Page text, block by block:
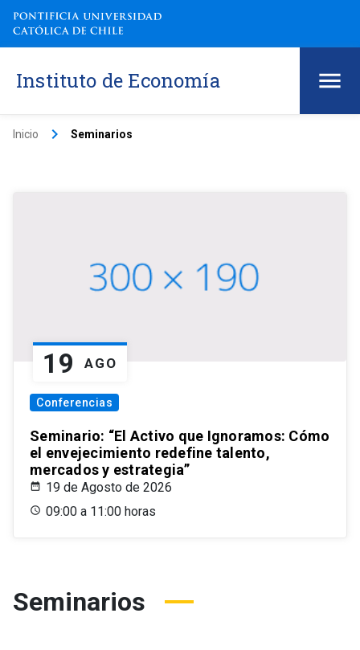
Instituto de Economía
Inicio keyboard_arrow_right Seminarios
19 AGO
Conferencias
Seminario: “El Activo que Ignoramos: Cómo
el envejecimiento redefine talento,
mercados y estrategia”
19 de Agosto de 2026
09:00 a 11:00 horas
Seminarios